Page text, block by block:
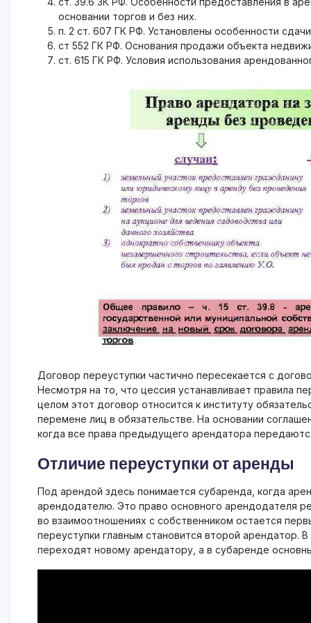
основании торгов и без них.
п. 2 ст. 607 ГК РФ. Установлены особенности
ст 552 ГК РФ. Основания продажи объекта
ст. 615 ГК РФ. Условия использования
Договор переуступки частично пересекается с
Несмотря на то, что цессия устанавливает правила
целом этот договор относится к институту
перемене лиц в обязательстве. На основании
когда все права предыдущего арендатора
Отличие переуступки от аренды
Под арендой здесь понимается субаренда, когда
арендодателю. Это право основного арендодателя
во взаимоотношениях с собственником остается
переуступки главным становится второй арендатор.
переходят новому арендатору, а в субаренде